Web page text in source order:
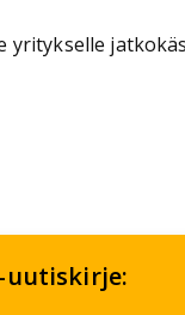
yritykselle
uutiskirje: